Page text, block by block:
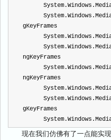
gKeyFrames
ngKeyFrames
ngKeyFrames
gKeyFrames
现在我们仿佛有了一点能实现